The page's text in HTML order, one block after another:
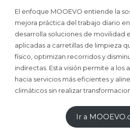
El enfoque MOOEVO entiende la
mejora práctica del trabajo diario
desarrolla soluciones de movilidad
aplicadas a carretillas de limpieza
físico, optimizan recorridos y
indirectas. Esta visión permite a los
hacia servicios más eficientes y
climáticos sin realizar
Ir a